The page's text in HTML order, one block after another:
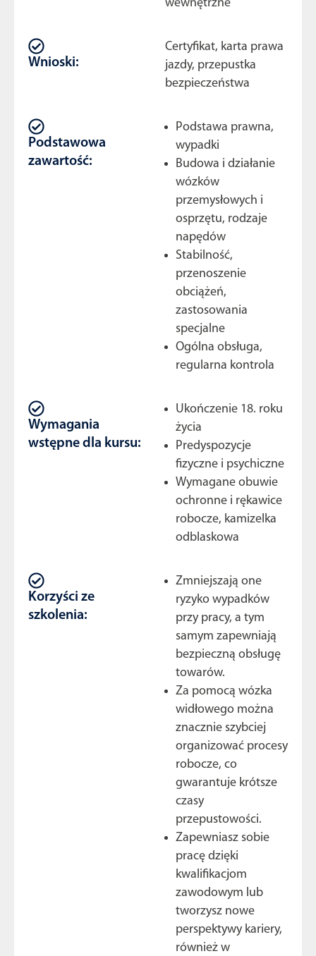
wewnętrzne
Wnioski:
Certyfikat, karta prawa
jazdy, przepustka
bezpieczeństwa
Podstawowa
zawartość:
Podstawa prawna,
wypadki
Budowa i działanie
wózków
przemysłowych i
osprzętu, rodzaje
napędów
Stabilność,
przenoszenie
obciążeń,
zastosowania
specjalne
Ogólna obsługa,
regularna kontrola
Wymagania
wstępne dla kursu:
Ukończenie 18. roku
życia
Predyspozycje
fizyczne i psychiczne
Wymagane obuwie
ochronne i rękawice
robocze, kamizelka
odblaskowa
Korzyści ze
szkolenia:
Zmniejszają one
ryzyko wypadków
przy pracy, a tym
samym zapewniają
bezpieczną obsługę
towarów.
Za pomocą wózka
widłowego można
znacznie szybciej
organizować procesy
robocze, co
gwarantuje krótsze
czasy
przepustowości.
Zapewniasz sobie
pracę dzięki
kwalifikacjom
zawodowym lub
tworzysz nowe
perspektywy kariery,
również w